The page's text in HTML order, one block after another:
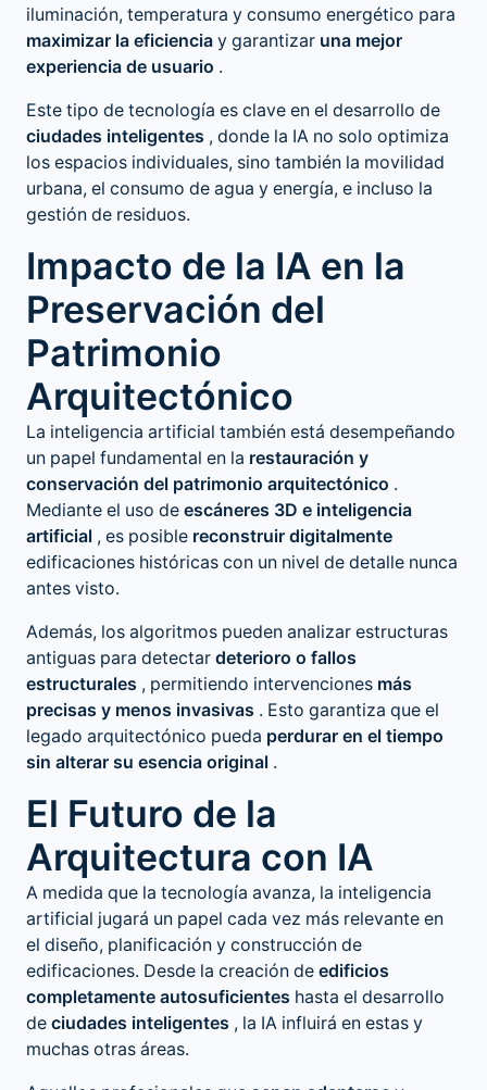
iluminación, temperatura y consumo energético para
maximizar la eficiencia y garantizar una mejor
experiencia de usuario .
Este tipo de tecnología es clave en el desarrollo de
ciudades inteligentes , donde la IA no solo optimiza
los espacios individuales, sino también la movilidad
urbana, el consumo de agua y energía, e incluso la
gestión de residuos.
Impacto de la IA en la
Preservación del
Patrimonio
Arquitectónico
La inteligencia artificial también está desempeñando
un papel fundamental en la restauración y
conservación del patrimonio arquitectónico .
Mediante el uso de escáneres 3D e inteligencia
artificial , es posible reconstruir digitalmente
edificaciones históricas con un nivel de detalle nunca
antes visto.
Además, los algoritmos pueden analizar estructuras
antiguas para detectar deterioro o fallos
estructurales , permitiendo intervenciones más
precisas y menos invasivas . Esto garantiza que el
legado arquitectónico pueda perdurar en el tiempo
sin alterar su esencia original .
El Futuro de la
Arquitectura con IA
A medida que la tecnología avanza, la inteligencia
artificial jugará un papel cada vez más relevante en
el diseño, planificación y construcción de
edificaciones. Desde la creación de edificios
completamente autosuficientes hasta el desarrollo
de ciudades inteligentes , la IA influirá en estas y
muchas otras áreas.